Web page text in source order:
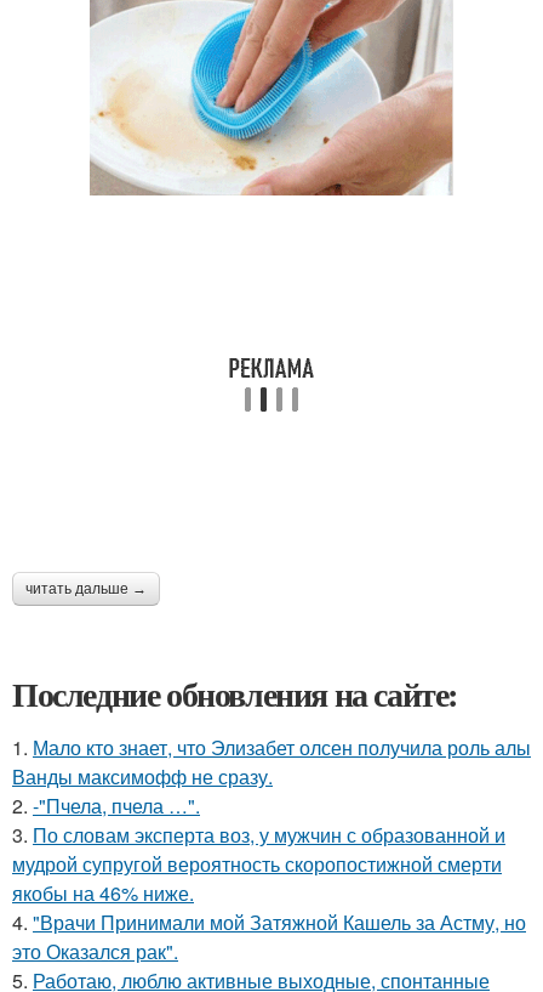
читать дальше →
Последние обновления на сайте:
1. Мало кто знает, что Элизабет олсен получила роль алы
Ванды максимофф не сразу.
2. -"Пчела, пчела …".
3. По словам эксперта воз, у мужчин с образованной и
мудрой супругой вероятность скоропостижной смерти
якобы на 46% ниже.
4. "Врачи Принимали мой Затяжной Кашель за Астму, но
это Оказался рак".
5. Работаю, люблю активные выходные, спонтанные